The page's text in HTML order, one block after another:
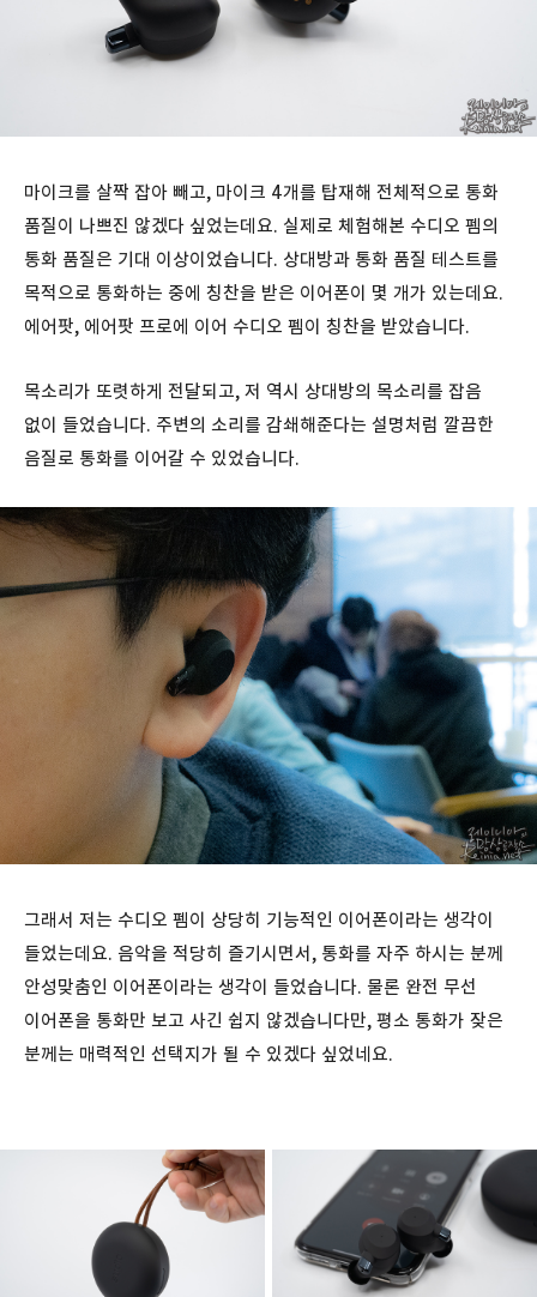
마이크를 살짝 잡아 빼고, 마이크 4개를 탑재해 전체적으로 통화
품질이 나쁘진 않겠다 싶었는데요. 실제로 체험해본 수디오 펨의
통화 품질은 기대 이상이었습니다. 상대방과 통화 품질 테스트를
목적으로 통화하는 중에 칭찬을 받은 이어폰이 몇 개가 있는데요.
에어팟, 에어팟 프로에 이어 수디오 펨이 칭찬을 받았습니다.
목소리가 또렷하게 전달되고, 저 역시 상대방의 목소리를 잡음
없이 들었습니다. 주변의 소리를 감쇄해준다는 설명처럼 깔끔한
음질로 통화를 이어갈 수 있었습니다.
그래서 저는 수디오 펨이 상당히 기능적인 이어폰이라는 생각이
들었는데요. 음악을 적당히 즐기시면서, 통화를 자주 하시는 분께
안성맞춤인 이어폰이라는 생각이 들었습니다. 물론 완전 무선
이어폰을 통화만 보고 사긴 쉽지 않겠습니다만, 평소 통화가 잦은
분께는 매력적인 선택지가 될 수 있겠다 싶었네요.